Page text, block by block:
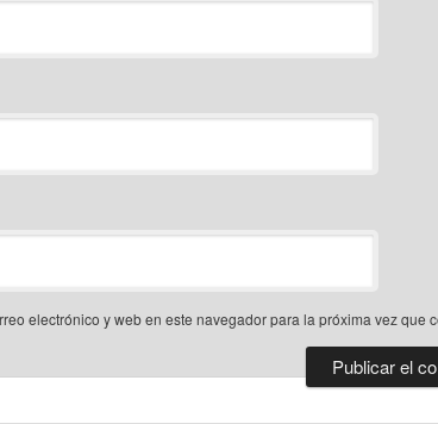
electrónico y web en este navegador para la próxima vez que